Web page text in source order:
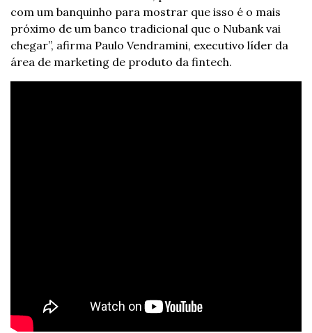
com um banquinho para mostrar que isso é o mais
próximo de um banco tradicional que o Nubank vai
chegar”, afirma Paulo Vendramini, executivo líder da
área de marketing de produto da fintech.